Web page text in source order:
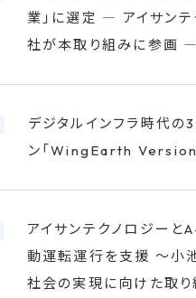
業」に選定 ― アイサン
社が本取り組みに参画 ―
デジタルインフラ時代の
ン「WingEarth
アイサンテクノロジー
動運転運行を支援 ～小
社会の実現に向けた取